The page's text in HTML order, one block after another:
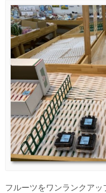
フルーツをワンランクアッ